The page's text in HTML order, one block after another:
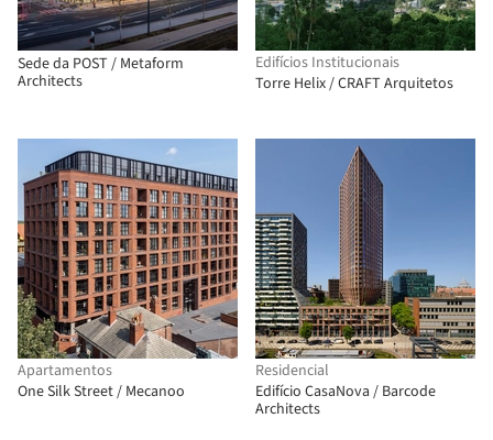
Sede da POST / Metaform
Architects
Edifícios Institucionais
Torre Helix / CRAFT Arquitetos
Apartamentos
One Silk Street / Mecanoo
Residencial
Edifício CasaNova / Barcode
Architects